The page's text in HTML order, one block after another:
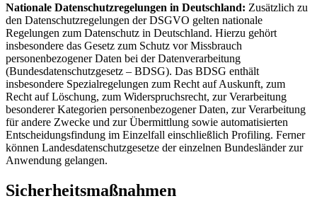
Nationale Datenschutzregelungen in Deutschland: Zusätzlich zu
den Datenschutzregelungen der DSGVO gelten nationale
Regelungen zum Datenschutz in Deutschland. Hierzu gehört
insbesondere das Gesetz zum Schutz vor Missbrauch
personenbezogener Daten bei der Datenverarbeitung
(Bundesdatenschutzgesetz – BDSG). Das BDSG enthält
insbesondere Spezialregelungen zum Recht auf Auskunft, zum
Recht auf Löschung, zum Widerspruchsrecht, zur Verarbeitung
besonderer Kategorien personenbezogener Daten, zur Verarbeitung
für andere Zwecke und zur Übermittlung sowie automatisierten
Entscheidungsfindung im Einzelfall einschließlich Profiling. Ferner
können Landesdatenschutzgesetze der einzelnen Bundesländer zur
Anwendung gelangen.
Sicherheitsmaßnahmen